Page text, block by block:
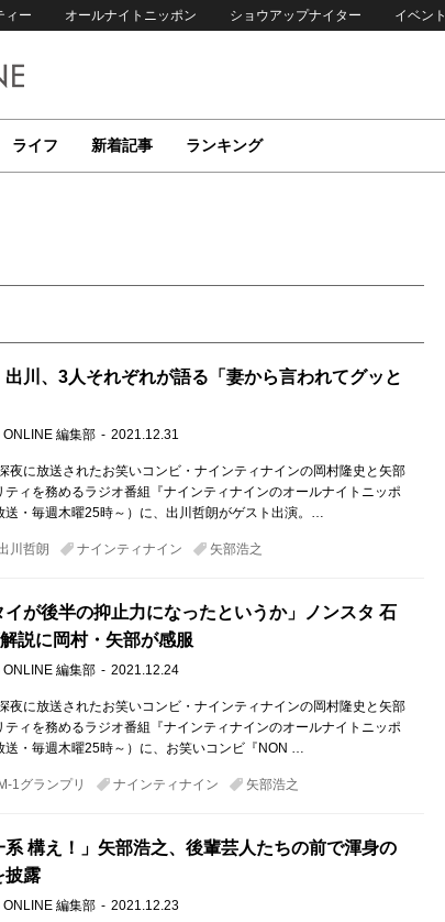
ィー オールナイトニッポン ショウアップナイター イベント
ライフ 新着記事 ランキング
出川、3人それぞれが語る「妻から言われてグッと
ONLINE 編集部 2021.12.31
夜に放送されたお笑いコンビ・ナインティナインの岡村隆史と矢部
ティを務めるラジオ番組『ナインティナインのオールナイトニッポ
送・毎週木曜25時～）に、出川哲朗がゲスト出演。…
川哲朗 ナインティナイン 矢部浩之
イが後半の抑止力になったというか」ノンスタ 石
説に岡村・矢部が感服
ONLINE 編集部 2021.12.24
夜に放送されたお笑いコンビ・ナインティナインの岡村隆史と矢部
ティを務めるラジオ番組『ナインティナインのオールナイトニッポ
送・毎週木曜25時～）に、お笑いコンビ『NON …
M-1グランプリ ナインティナイン 矢部浩之
系 構え！」矢部浩之、後輩芸人たちの前で渾身の
披露
ONLINE 編集部 2021.12.23